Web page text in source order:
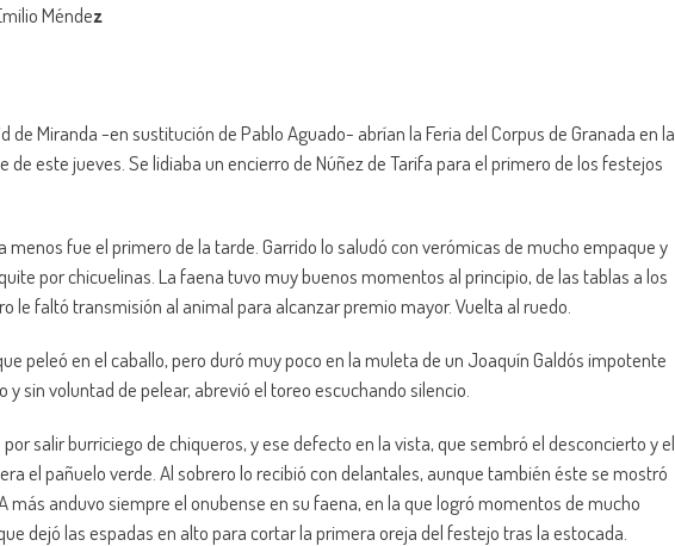
Méndez
de Miranda -en sustitución de Pablo Aguado- abrían la Feria del Corpus de Granada en la
de este jueves. Se lidiaba un encierro de Núñez de Tarifa para el primero de los festejos
menos fue el primero de la tarde. Garrido lo saludó con verómicas de mucho empaque y
por chicuelinas. La faena tuvo muy buenos momentos al principio, de las tablas a los
le faltó transmisión al animal para alcanzar premio mayor. Vuelta al ruedo.
peleó en el caballo, pero duró muy poco en la muleta de un Joaquín Galdós impotente
y sin voluntad de pelear, abrevió el toreo escuchando silencio.
salir burriciego de chiqueros, y ese defecto en la vista, que sembró el desconcierto y el
el pañuelo verde. Al sobrero lo recibió con delantales, aunque también éste se mostró
más anduvo siempre el onubense en su faena, en la que logró momentos de mucho
dejó las espadas en alto para cortar la primera oreja del festejo tras la estocada.